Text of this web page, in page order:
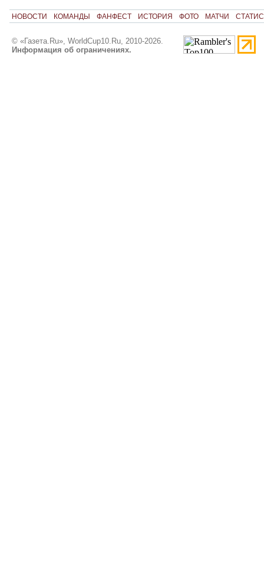
НОВОСТИ КОМАНДЫ ФАНФЕСТ ИСТОРИЯ ФОТО МАТЧИ
© «Газета.Ru», WorldCup10.Ru, 2010-2026.
Информация об ограничениях.